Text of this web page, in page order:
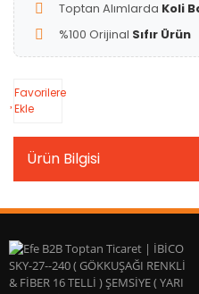
Toptan Alımlarda Koli
%100 Orijinal Sıfır Ürün
Favorilere
Ekle
Ürün Bilgisi